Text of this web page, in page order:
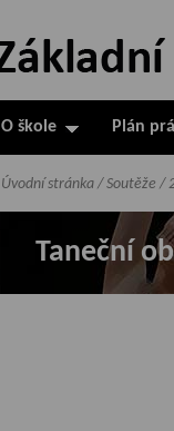
O škole Plán
Taneční
Úvodní stránka / Soutěže /